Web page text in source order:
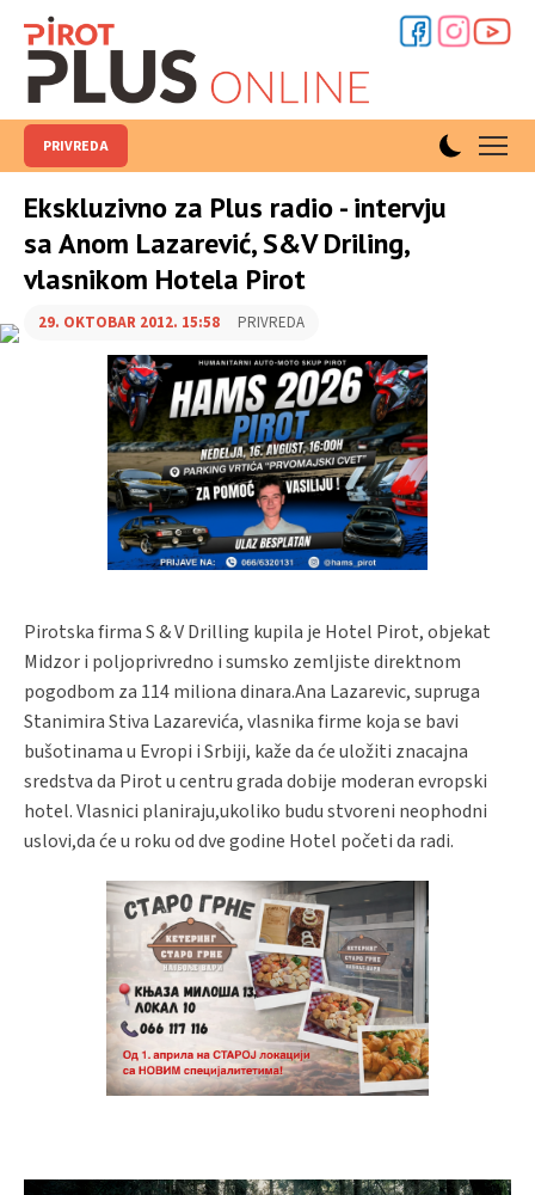
PRIVREDA
Ekskluzivno za Plus radio - intervju
sa Anom Lazarević, S&V Driling,
vlasnikom Hotela Pirot
29. OKTOBAR 2012. 15:58 PRIVREDA
Pirotska firma S & V Drilling kupila je Hotel Pirot, objekat
Midzor i poljoprivredno i sumsko zemljiste direktnom
pogodbom za 114 miliona dinara.Ana Lazarevic, supruga
Stanimira Stiva Lazarevića, vlasnika firme koja se bavi
bušotinama u Evropi i Srbiji, kaže da će uložiti znacajna
sredstva da Pirot u centru grada dobije moderan evropski
hotel. Vlasnici planiraju,ukoliko budu stvoreni neophodni
uslovi,da će u roku od dve godine Hotel početi da radi.